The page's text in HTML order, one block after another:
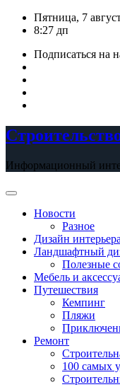
ПерейтиПятница, 7
8:27 дп
Подписаться на
Информационный
Новости
Разное
Дизайн интерьера
Ландшафтный
Полезные
Мебель и
Путешествия
Кемпинг
Пляжи
Ремонт
100 самых